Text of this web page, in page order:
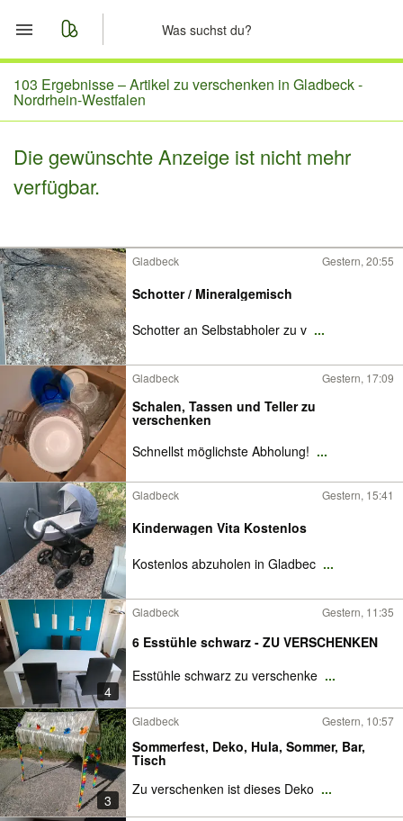
Start
Merkliste
Nachrichten
103 Ergebnisse –Artikel zu verschenken in Gladbeck -
Nordrhein-Westfalen
Die gewünschte Anzeige ist nicht mehr
verfügbar.
Gladbeck Gestern, 20:55
Schotter / Mineralgemisch
Schotter an Selbstabholer zu v ...
Gladbeck Gestern, 17:09
Schalen, Tassen und Teller zu
verschenken
Schnellst möglichste Abholung! ...
Gladbeck Gestern, 15:41
Kinderwagen Vita Kostenlos
Kostenlos abzuholen in Gladbec ...
4
Gladbeck Gestern, 11:35
6 Esstühle schwarz - ZU VERSCHENKEN
Esstühle schwarz zu verschenke ...
3
Gladbeck Gestern, 10:57
Sommerfest, Deko, Hula, Sommer, Bar,
Tisch
Zu verschenken ist dieses Deko ...